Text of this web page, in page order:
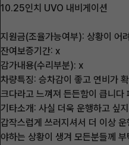
10.25인치 UVO 내비게이션
지원금(조율가능여부): 상황이 어
잔여보증기간: x
감가내용(수리부분): x
차량특징: 승차감이 좋고 연비가
크다라고 느껴져 든든함이 큽니다
기타소개: 사실 더욱 운행하고 싶
갑작스럽게 쓰러지셔서 더 이상
야하는 상황이 생겨 모든분들께